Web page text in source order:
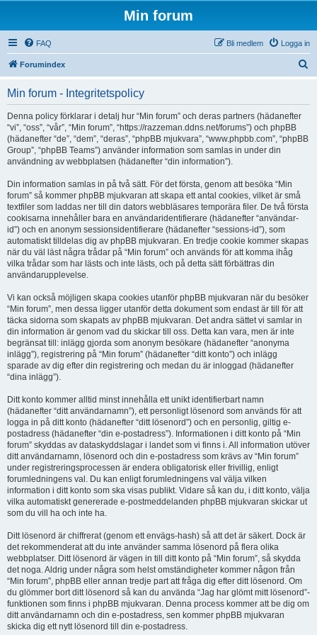
Min forum
FAQ Logga in
Bli medlem
Forumindex
Min forum - Integritetspolicy
Denna policy förklarar i detalj hur “Min forum” och deras partners (hädanefter
“vi”, “oss”, “vår”, “Min forum”, “https://razzeman.ddns.net/forums”) och phpBB
(hädanefter “de”, “dem”, “deras”, “phpBB mjukvara”, “www.phpbb.com”, “phpBB
Group”, “phpBB Teams”) använder information som samlas in under din
användning av webbplatsen (hädanefter “din information”).
Din information samlas in på två sätt. För det första, genom att besöka “Min
forum” så kommer phpBB mjukvaran att skapa ett antal cookies, vilket är små
textfiler som laddas ner till din dators webbläsares temporära filer. De två första
cookisarna innehåller bara en användaridentifierare (hädanefter “användar-
id”) och en anonym sessionsidentifierare (hädanefter “sessions-id”), som
automatiskt tilldelas dig av phpBB mjukvaran. En tredje cookie kommer skapas
när du väl läst några trådar på “Min forum” och används för att komma ihåg
vilka trådar som har lästs och inte lästs, och på detta sätt förbättras din
användarupplevelse.
Vi kan också möjligen skapa cookies utanför phpBB mjukvaran när du besöker
“Min forum”, men dessa ligger utanför detta dokument som endast är till för att
täcka sidorna som skapats av phpBB mjukvaran. Det andra sättet vi samlar in
din information är genom vad du skickar till oss. Detta kan vara, men är inte
begränsat till: inlägg gjorda som anonym besökare (hädanefter “anonyma
inlägg”), registrering på “Min forum” (hädanefter “ditt konto”) och inlägg
sparade av dig efter din registrering och medan du är inloggad (hädanefter
“dina inlägg”).
Ditt konto kommer alltid minst innehålla ett unikt identifierbart namn
(hädanefter “ditt användarnamn”), ett personligt lösenord som används för att
logga in på ditt konto (hädanefter “ditt lösenord”) och en personlig, giltig e-
postadress (hädanefter “din e-postadress”). Informationen i ditt konto på “Min
forum” skyddas av dataskyddslagar i landet som vi finns i. All information utöver
ditt användarnamn, lösenord och din e-postadress som krävs av “Min forum”
under registreringsprocessen är endera obligatorisk eller frivillig, enligt
forumledningens val. Du kan enligt forumledningens val välja vilken
information i ditt konto som ska visas publikt. Vidare så kan du, i ditt konto, välja
vilka automatiskt genererade e-postmeddelanden phpBB mjukvaran skickar ut
som du vill ha och inte ha.
Ditt lösenord är chiffrerat (genom ett envägs-hash) så att det är säkert. Dock är
det rekommenderat att du inte använder samma lösenord på flera olika
webbplatser. Ditt lösenord är vägen in till ditt konto på “Min forum”, så skydda
det noga. Aldrig under några som helst omständigheter kommer någon från
“Min forum”, phpBB eller annan tredje part att fråga dig efter ditt lösenord. Om
du glömmer bort ditt lösenord så kan du använda “Jag har glömt mitt lösenord”-
funktionen som finns i phpBB mjukvaran. Denna process kommer att be dig om
ditt användarnamn och din e-postadress, sen kommer phpBB mjukvaran
skicka dig ett nytt lösenord till din e-postadress.